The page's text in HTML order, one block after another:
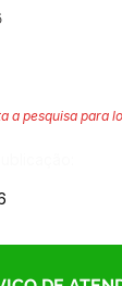
a pesquisa para